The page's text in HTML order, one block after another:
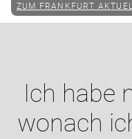
ZUM FRANKFURT
Ich habe
wonach